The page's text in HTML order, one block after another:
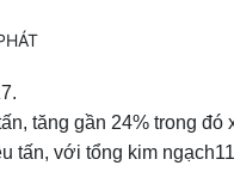
tăng gần 24% trong đó
tấn, với tổng kim